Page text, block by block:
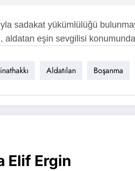
sadakat yükümlülüğü
aldatan eşin sevgilisi
Aldatılan Boşanma
Elif Ergin